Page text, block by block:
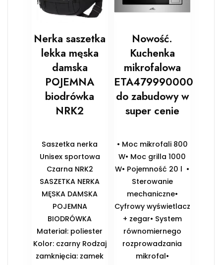
Nerka saszetka
lekka męska
damska
POJEMNA
biodrówka
NRK2
Saszetka nerka
Unisex sportowa
Czarna NRK2
SASZETKA NERKA
MĘSKA DAMSKA
POJEMNA
BIODRÓWKA
Materiał: poliester
Kolor: czarny Rodzaj
zamknięcia: zamek
Nowość.
Kuchenka
mikrofalowa
ETA479990000
do zabudowy w
super cenie
• Moc mikrofali 800
W• Moc grilla 1000
W• Pojemność 20 l •
Sterowanie
mechaniczne•
Cyfrowy wyświetlacz
+ zegar• System
równomiernego
rozprowadzania
mikrofal•